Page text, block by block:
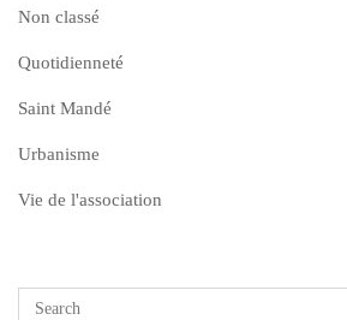
Non classé
Quotidienneté
Saint Mandé
Urbanisme
Vie de l'association